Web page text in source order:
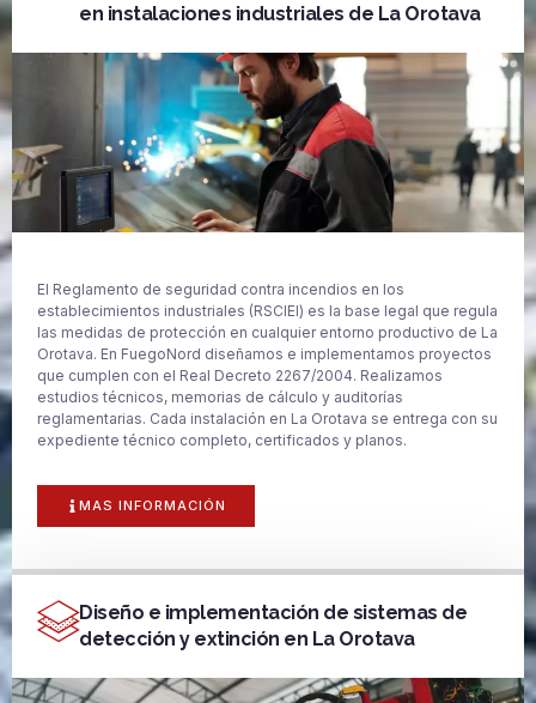
en instalaciones industriales de La Orotava
El Reglamento de seguridad contra incendios en los
establecimientos industriales (RSCIEI) es la base legal que regula
las medidas de protección en cualquier entorno productivo de La
Orotava. En FuegoNord diseñamos e implementamos proyectos
que cumplen con el Real Decreto 2267/2004. Realizamos
estudios técnicos, memorias de cálculo y auditorías
reglamentarias. Cada instalación en La Orotava se entrega con su
expediente técnico completo, certificados y planos.
MAS INFORMACIÓN
Diseño e implementación de sistemas de
detección y extinción en La Orotava